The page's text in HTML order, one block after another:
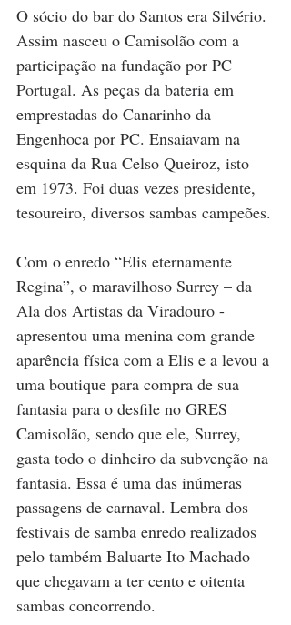
O sócio do bar do Santos era Silvério.
Assim nasceu o Camisolão com a
participação na fundação por PC
Portugal. As peças da bateria em
emprestadas do Canarinho da
Engenhoca por PC. Ensaiavam na
esquina da Rua Celso Queiroz, isto
em 1973. Foi duas vezes presidente,
tesoureiro, diversos sambas campeões.
Com o enredo “Elis eternamente
Regina”, o maravilhoso Surrey – da
Ala dos Artistas da Viradouro -
apresentou uma menina com grande
aparência física com a Elis e a levou a
uma boutique para compra de sua
fantasia para o desfile no GRES
Camisolão, sendo que ele, Surrey,
gasta todo o dinheiro da subvenção na
fantasia. Essa é uma das inúmeras
passagens de carnaval. Lembra dos
festivais de samba enredo realizados
pelo também Baluarte Ito Machado
que chegavam a ter cento e oitenta
sambas concorrendo.